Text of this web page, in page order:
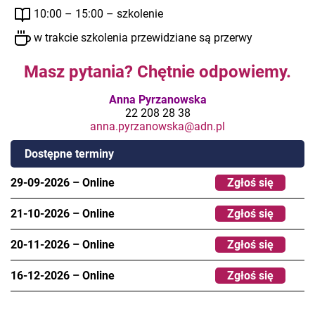
10:00 – 15:00 – szkolenie
w trakcie szkolenia przewidziane są przerwy
Masz pytania? Chętnie odpowiemy.
Anna Pyrzanowska
22 208 28 38
anna.pyrzanowska@adn.pl
Dostępne terminy
29-09-2026 – Online Zgłoś się
21-10-2026 – Online Zgłoś się
20-11-2026 – Online Zgłoś się
16-12-2026 – Online Zgłoś się